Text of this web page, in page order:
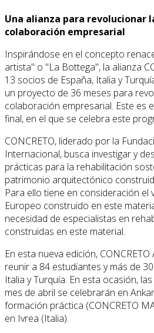
Una alianza para revolucionar
colaboración empresarial
Inspirándose en el concepto
artista" o "La Bottega", la alianza
13 socios de España, Italia y
un proyecto de 36 meses para
colaboración empresarial. Este es
final, en el que se celebra este
CONCRETO, liderado por la
Internacional, busca investigar y
prácticas para la rehabilitación
patrimonio arquitectónico
Para ello tiene en consideración el
Europeo construido en este
necesidad de especialistas en
construidas en este material.
En esta nueva edición,
reunir a 84 estudiantes y más de
Italia y Turquía. En esta ocasión,
mes de abril se celebrarán en
formación práctica (CONCRETO
en Ivrea (Italia).